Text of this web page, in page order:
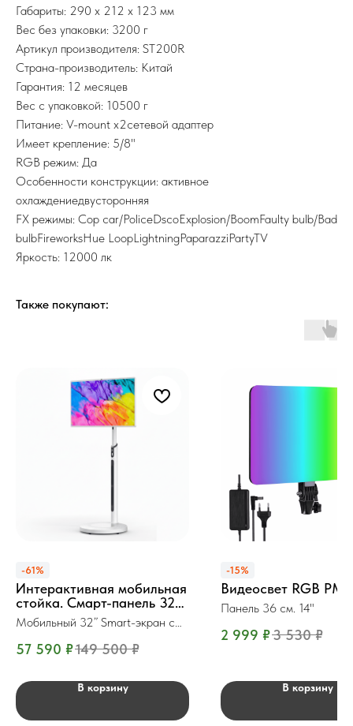
Габариты: 290 x 212 x 123 мм
Вес без упаковки: 3200 г
Артикул производителя: ST200R
Страна-производитель: Китай
Гарантия: 12 месяцев
Вес с упаковкой: 10500 г
Питание: V-mount x2сетевой адаптер
Имеет крепление: 5/8"
RGB режим: Да
Особенности конструкции: активное
охлаждениедвусторонняя
FX режимы: Cop car/PoliceDscoExplosion/BoomFaulty bulb/Bad
bulbFireworksHue LoopLightningPaparazziPartyTV
Яркость: 12000 лк
Также покупают:
-61%
Интерактивная мобильная
стойка. Смарт-панель 32"
SG-QM32ST
Мобильный 32” Smart-экран с
57 590 ₽149 500 ₽
В корзину
-15%
Видеосвет RGB PM
Панель 36 см. 14"
2 999 ₽3 530 ₽
В корзину